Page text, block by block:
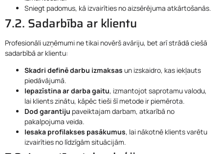
Sniegt padomus, kā izvairīties no aizsērējuma atkārtošanās.
7.2. Sadarbība ar klientu
Profesionāli uzņēmumi ne tikai novērš avāriju, bet arī strādā ciešā
sadarbībā ar klientu:
Skadri definē darbu izmaksas un izskaidro, kas iekļauts
piedāvājumā.
Iepazīstina ar darba gaitu, izmantojot saprotamu valodu,
lai klients zinātu, kāpēc tieši šī metode ir piemērota.
Dod garantiju paveiktajam darbam, atkarībā no
pakalpojuma veida.
Iesaka profilakses pasākumus, lai nākotnē klients varētu
izvairīties no līdzīgām situācijām.